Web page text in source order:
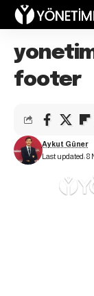
footer
Last updated: 8
Aykut Güner